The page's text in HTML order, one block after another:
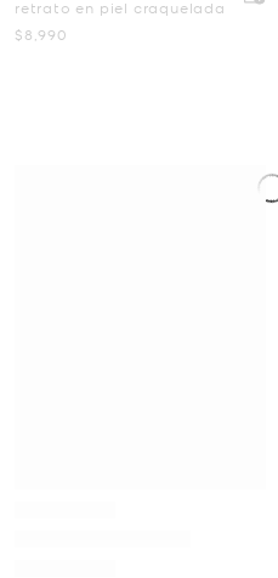
retrato en piel craquelada
Ahora
$8,990